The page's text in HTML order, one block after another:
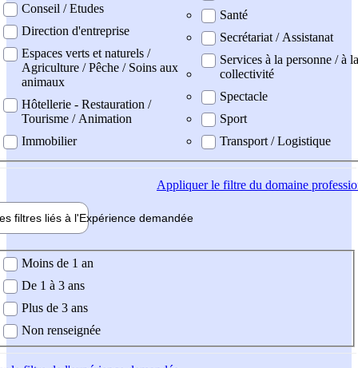
Conseil / Etudes
Direction d'entreprise
Espaces verts et naturels /
Agriculture / Pêche / Soins aux
animaux
Hôtellerie - Restauration /
Tourisme / Animation
Immobilier
Santé
Secrétariat / Assistanat
Services à la personne / à la
collectivité
Spectacle
Sport
Transport / Logistique
Appliquerle filtre du domaine
filtres liés à l'Expérience demandée
demandée
Moins de 1 an
De 1 à 3 ans
Plus de 3 ans
Non renseignée